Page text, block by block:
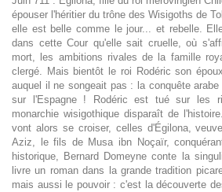
épouser l'héritier du trône des Wisigoths de
elle est belle comme le jour... et rebelle.
dans cette Cour qu'elle sait cruelle, où
mort, les ambitions rivales de la famille
clergé. Mais bientôt le roi Rodéric son
auquel il ne songeait pas : la conquête
sur l'Espagne ! Rodéric est tué sur les
monarchie wisigothique disparaît de
vont alors se croiser, celles d'Égilona,
Aziz, le fils de Musa ibn Noçaïr,
historique, Bernard Domeyne conte la
livre un roman dans la grande tradition
mais aussi le pouvoir : c'est la découverte